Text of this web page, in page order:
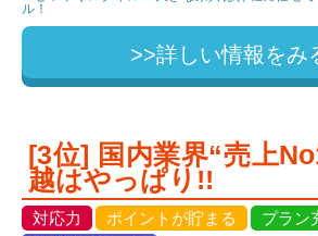
ル！
>>詳しい情報をみ
[3位] 国内業界“売上
越はやっぱり!!
対応力 ポイントが貯まる
プラン